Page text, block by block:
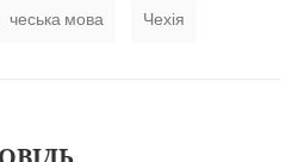
чеська мова Чехія